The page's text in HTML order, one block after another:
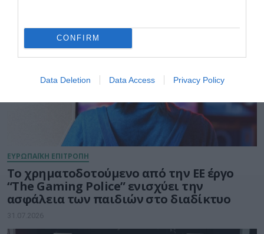
CONFIRM
Data Deletion Data Access Privacy Policy
ΕΥΡΩΠΑΪΚΗ ΕΠΙΤΡΟΠΗ
Το χρηματοδοτούμενο από την ΕΕ έργο
“The Gaming Police” ενισχύει την
ασφάλεια των παιδιών στο διαδίκτυο
31.07.2026